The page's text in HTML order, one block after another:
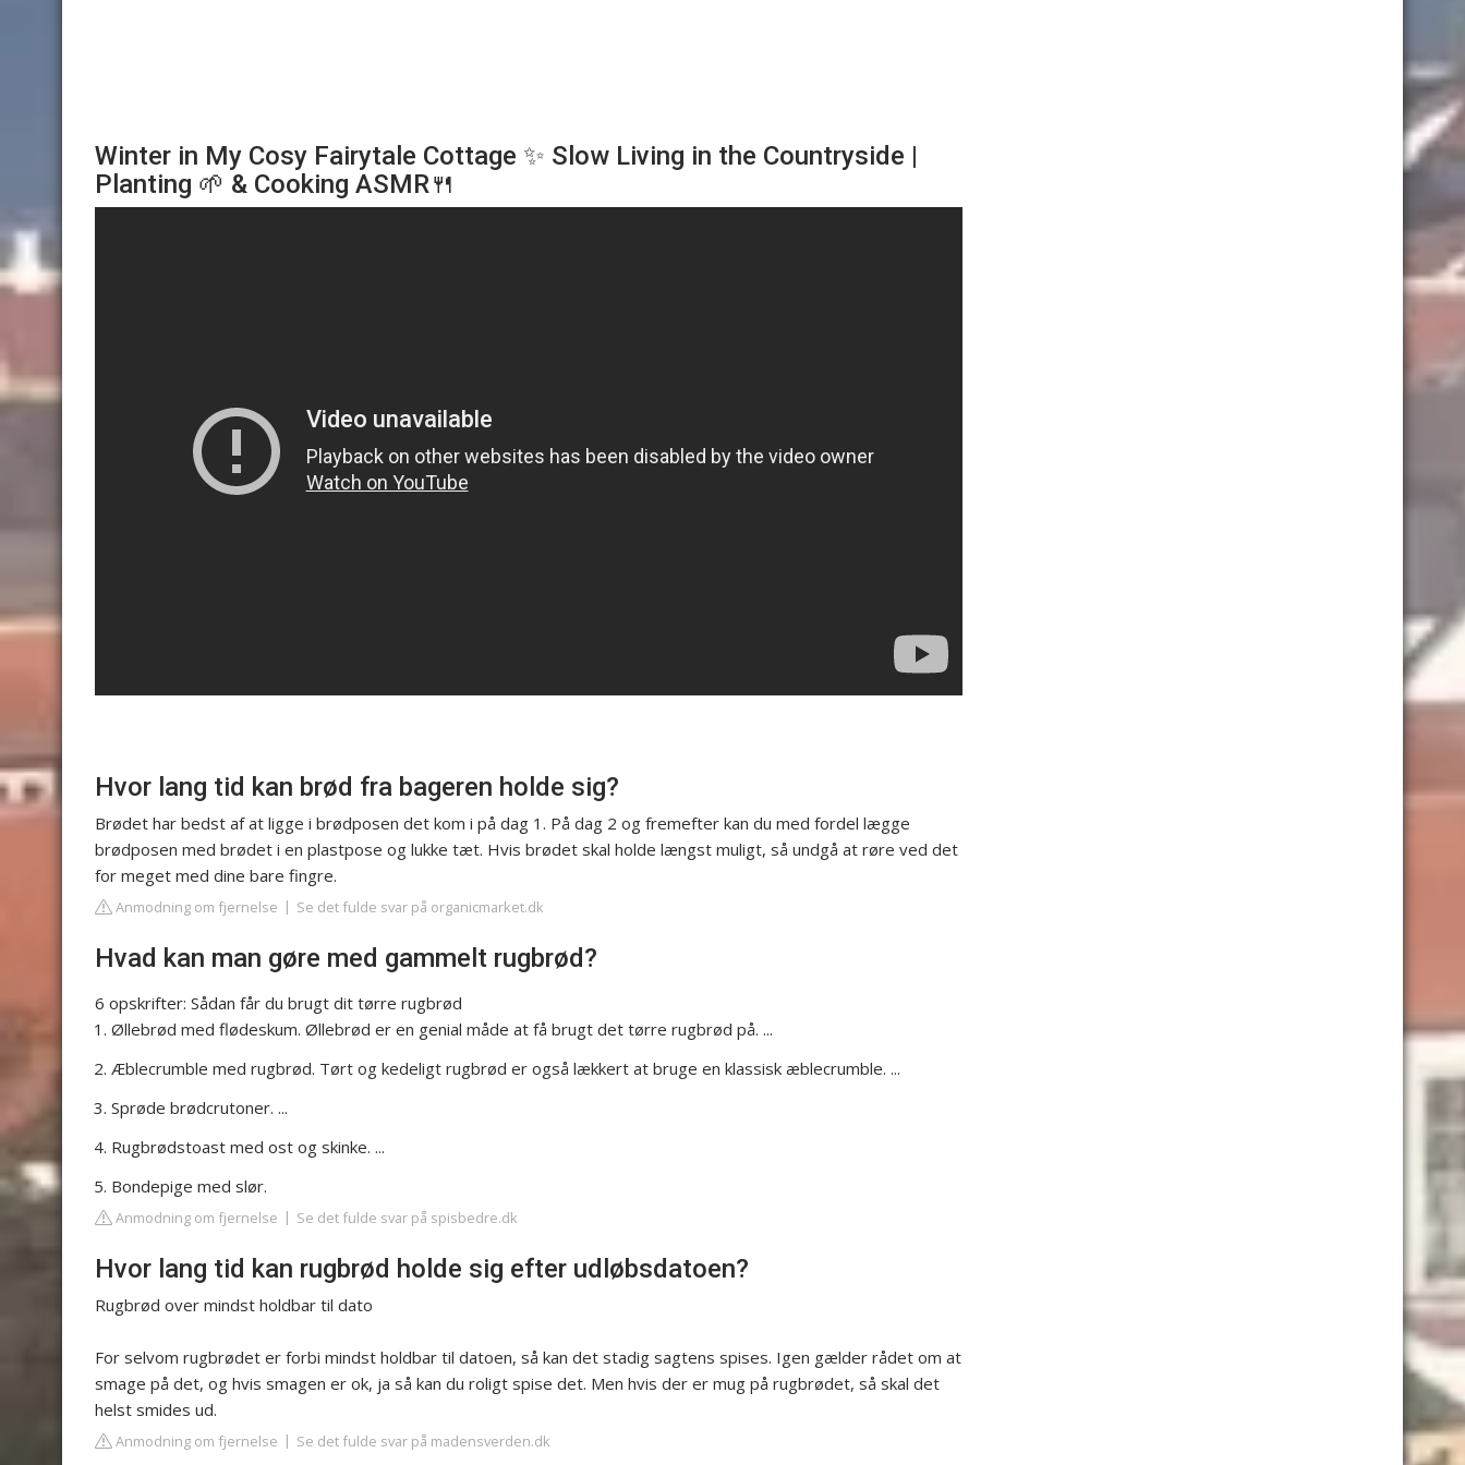
Winter in My Cosy Fairytale Cottage ✨ Slow Living in the Countryside |
Planting 🌱 & Cooking ASMR🍴
Hvor lang tid kan brød fra bageren holde sig?
Brødet har bedst af at ligge i brødposen det kom i på dag 1. På dag 2 og fremefter kan du med fordel lægge
brødposen med brødet i en plastpose og lukke tæt. Hvis brødet skal holde længst muligt, så undgå at røre ved det
for meget med dine bare fingre.
Anmodning om fjernelse Se det fulde svar på organicmarket.dk
Hvad kan man gøre med gammelt rugbrød?
6 opskrifter: Sådan får du brugt dit tørre rugbrød
Øllebrød med flødeskum. Øllebrød er en genial måde at få brugt det tørre rugbrød på. ...
Æblecrumble med rugbrød. Tørt og kedeligt rugbrød er også lækkert at bruge en klassisk æblecrumble. ...
Sprøde brødcrutoner. ...
Rugbrødstoast med ost og skinke. ...
Bondepige med slør.
Anmodning om fjernelse Se det fulde svar på spisbedre.dk
Hvor lang tid kan rugbrød holde sig efter udløbsdatoen?
Rugbrød over mindst holdbar til dato
For selvom rugbrødet er forbi mindst holdbar til datoen, så kan det stadig sagtens spises. Igen gælder rådet om at
smage på det, og hvis smagen er ok, ja så kan du roligt spise det. Men hvis der er mug på rugbrødet, så skal det
helst smides ud.
Anmodning om fjernelse Se det fulde svar på madensverden.dk